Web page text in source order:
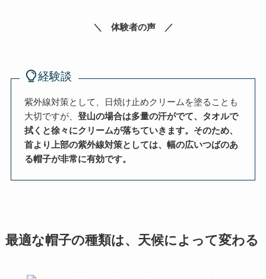
＼ 体験者の声 ／
経験談
紫外線対策として、日焼け止めクリームを塗ることも
大切ですが、登山の場合は多量の汗がでて、タオルで
拭くと徐々にクリームが落ちていきます。そのため、
首より上部の紫外線対策としては、幅の広いつばのあ
る帽子が非常に有効です。
最適な帽子の種類は、天候によって変わる